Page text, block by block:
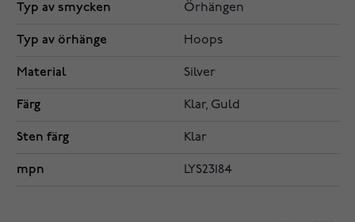
Typ av smycken Örhängen
Typ av örhänge Hoops
Material Silver
Färg Klar, Guld
Sten färg Klar
mpn LYS23184